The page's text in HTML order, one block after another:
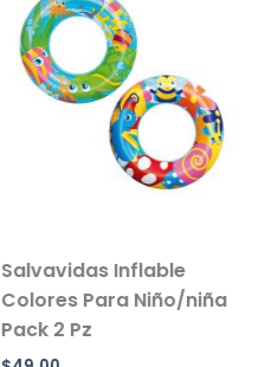
Salvavidas Inflable
Colores Para Niño/niña
Pack 2 Pz